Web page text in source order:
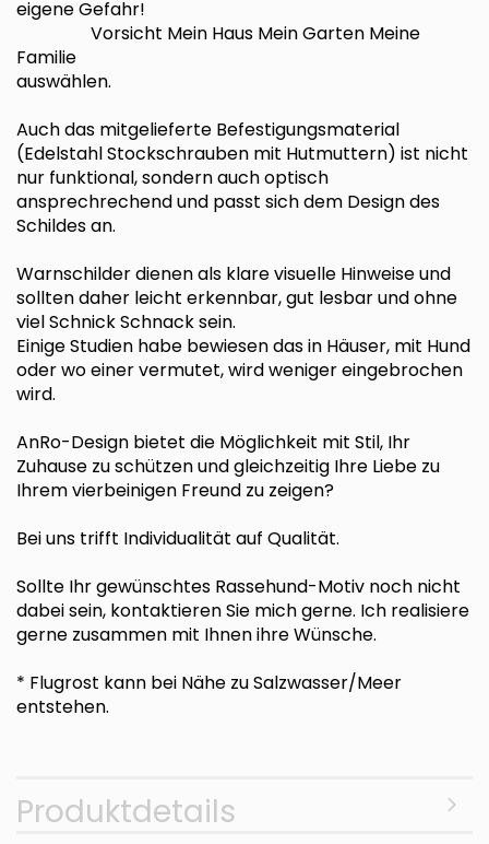
eigene Gefahr!
Vorsicht Mein Haus Mein Garten Meine
Familie
auswählen.
Auch das mitgelieferte Befestigungsmaterial
(Edelstahl Stockschrauben mit Hutmuttern) ist nicht
nur funktional, sondern auch optisch
ansprechrechend und passt sich dem Design des
Schildes an.
Warnschilder dienen als klare visuelle Hinweise und
sollten daher leicht erkennbar, gut lesbar und ohne
viel Schnick Schnack sein.
Einige Studien habe bewiesen das in Häuser, mit Hund
oder wo einer vermutet, wird weniger eingebrochen
wird.
AnRo-Design bietet die Möglichkeit mit Stil, Ihr
Zuhause zu schützen und gleichzeitig Ihre Liebe zu
Ihrem vierbeinigen Freund zu zeigen?
Bei uns trifft Individualität auf Qualität.
Sollte Ihr gewünschtes Rassehund-Motiv noch nicht
dabei sein, kontaktieren Sie mich gerne. Ich realisiere
gerne zusammen mit Ihnen ihre Wünsche.
* Flugrost kann bei Nähe zu Salzwasser/Meer
entstehen.
Produktdetails